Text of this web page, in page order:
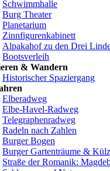
Schwimmhalle
Burg Theater
Planetarium
Zinnfigurenkabinett
Alpakahof zu den Drei
Bootsverleih
& Wandern
Historischer Spaziergang
Elberadweg
Elbe-Havel-Radweg
Telegraphenradweg
Radeln nach Zahlen
Burger Bogen
Burger Gartenträume &
Straße der Romanik: